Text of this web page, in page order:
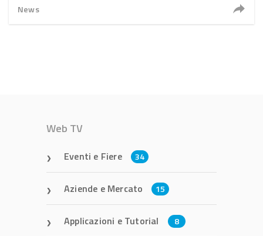
News
Web TV
Eventi e Fiere 34
Aziende e Mercato 15
Applicazioni e Tutorial 8